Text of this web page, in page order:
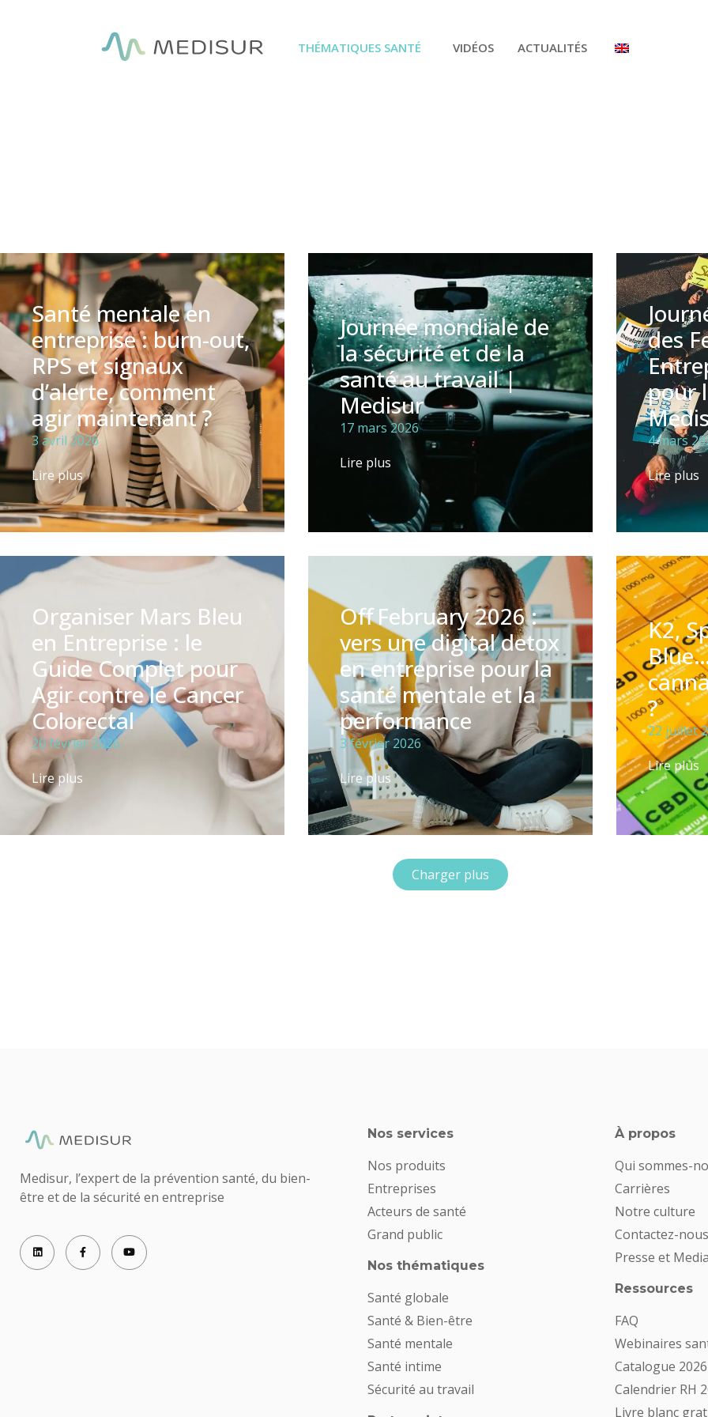
THÉMATIQUES SANTÉ VIDÉOS ACTUALITÉS
Santé mentale en
entreprise : burn-out,
RPS et signaux
d’alerte, comment
agir maintenant ?
3 avril 2026
Lire plus
Journée mondiale de
la sécurité et de la
santé au travail |
Medisur
17 mars 2026
Lire plus
des
pour
4 mars
Lire plus
Organiser Mars Bleu
en Entreprise : le
Guide Complet pour
Agir contre le Cancer
Colorectal
20 février 2026
Lire plus
Off February 2026 :
vers une digital detox
en entreprise pour la
santé mentale et la
performance
3 février 2026
Lire plus
K2,
?
22 juillet
Lire plus
Charger plus
Medisur, l’expert de la prévention santé, du bien-
être et de la sécurité en entreprise
Nos services
Nos produits
Entreprises
Acteurs de santé
Grand public
Nos thématiques
Santé globale
Santé & Bien-être
Santé mentale
Santé intime
Sécurité au travail
À propos
Qui sommes-
Carrières
Notre culture
Contactez-
Presse et
Ressources
FAQ
Webinaires
Catalogue 2026
Calendrier RH
Livre blanc